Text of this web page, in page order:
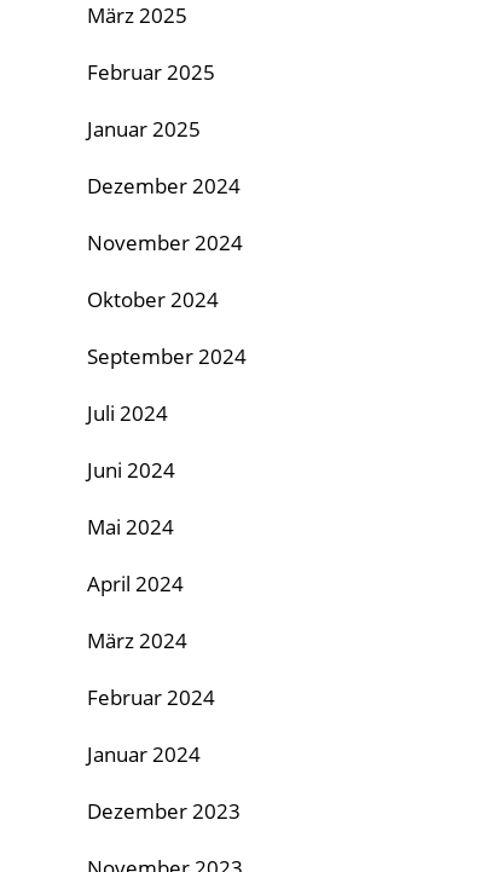
März 2025
Februar 2025
Januar 2025
Dezember 2024
November 2024
Oktober 2024
September 2024
Juli 2024
Juni 2024
Mai 2024
April 2024
März 2024
Februar 2024
Januar 2024
Dezember 2023